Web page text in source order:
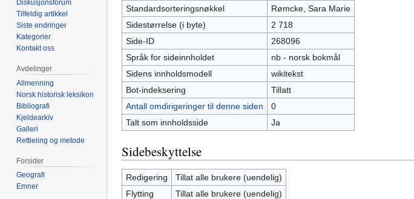
Standardsorteringsnøkkel
Rømcke, Sara Marie
Sidestørrelse (i byte)
2 718
Side-ID
268096
Språk for sideinnholdet
nb - norsk bokmål
Sidens innholdsmodell
wikitekst
Bot-indeksering
Tillatt
Antall omdirigeringer til denne siden
0
Talt som innholdsside
Ja
Sidebeskyttelse
Redigering
Tillat alle brukere (uendelig)
Flytting
Tillat alle brukere (uendelig)
Diskusjonsforum
Tilfeldig artikkel
Siste endringer
Kategorier
Kontakt oss
Avdelinger
Allmenning
Norsk historisk leksikon
Bibliografi
Kjeldearkiv
Galleri
Rettleiing og metode
Forsider
Geografi
Emner